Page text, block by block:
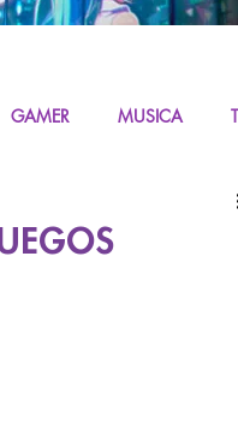
GAMER MUSICA